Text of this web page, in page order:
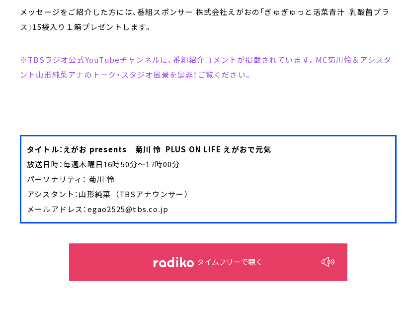
メッセージをご紹介した方には、番組スポンサー 株式会社えがおの「ぎゅぎゅっと活菜青汁 乳酸菌プラ
ス」15袋入り１箱プレゼントします。
※TBSラジオ公式YouTubeチャンネルに、番組紹介コメントが掲載されています。MC菊川怜＆アシスタ
ント山形純菜アナのトーク・スタジオ風景を是非！ご覧ください。
タイトル：えがお presents 菊川 怜 PLUS ON LIFE えがおで元気
放送日時：毎週木曜日16時50分～17時00分
パーソナリティ： 菊川 怜
アシスタント：山形純菜 （TBSアナウンサー）
メールアドレス：egao2525@tbs.co.jp
タイムフリーで聴く